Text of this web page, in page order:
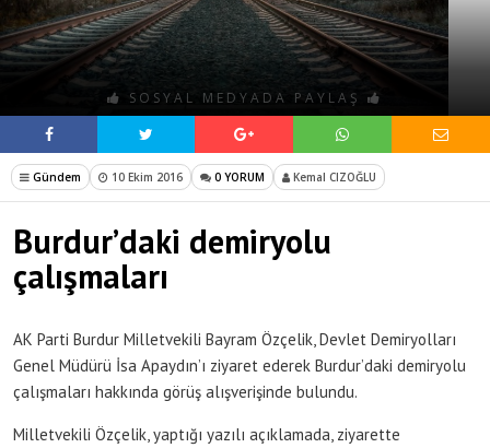
Fransa’da Sol, Gazze İçin Sokağa İniyor
SOSYAL MEDYADA PAYLAŞ
Gündem 10 Ekim 2016 0 YORUM Kemal CIZOĞLU
Burdur’daki demiryolu
çalışmaları
AK Parti Burdur Milletvekili Bayram Özçelik, Devlet Demiryolları
Genel Müdürü İsa Apaydın’ı ziyaret ederek Burdur’daki demiryolu
çalışmaları hakkında görüş alışverişinde bulundu.
Milletvekili Özçelik, yaptığı yazılı açıklamada, ziyarette